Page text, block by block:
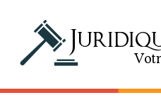
Juridique en